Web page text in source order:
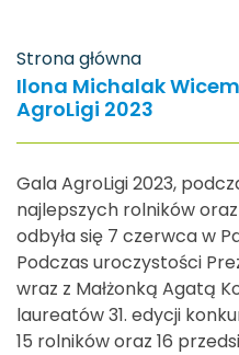
Strona główna
Ilona Michalak
AgroLigi 2023
Gala AgroLigi 2023,
najlepszych rolników
odbyła się 7 czerwca w
Podczas uroczystości
wraz z Małżonką Agatą
laureatów 31. edycji
15 rolników oraz 16